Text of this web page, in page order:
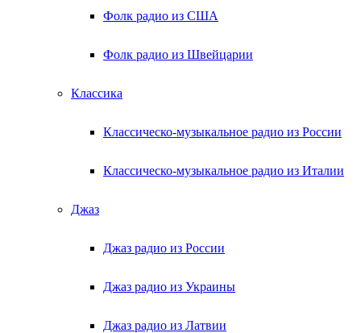
Фолк радио из США
Фолк радио из Швейцарии
Классика
Классическо-музыкальное радио из России
Классическо-музыкальное радио из Италии
Джаз
Джаз радио из России
Джаз радио из Украины
Джаз радио из Латвии